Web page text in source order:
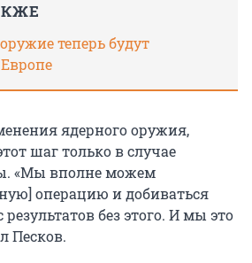
теперь будут
ядерного оружия,
шаг только в случае
«Мы вполне можем
операцию и добиваться
без этого. И мы это
Песков.